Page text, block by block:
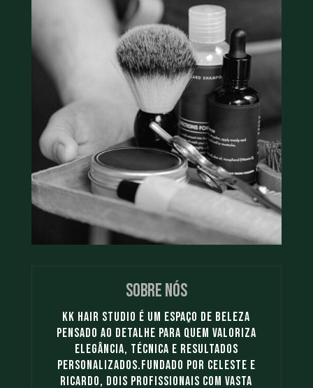
sobre nós
KK Hair Studio é um espaço de beleza
pensado ao detalhe para quem valoriza
elegância, técnica e resultados
personalizados.Fundado por Celeste e
Ricardo, dois profissionais com vasta